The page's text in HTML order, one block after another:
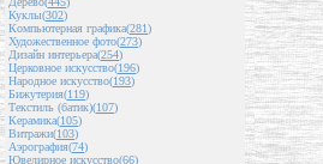
Куклы(302)
Компьютерная графика(281)
Художественное фото(273)
Дизайн интерьера(254)
Церковное искусство(196)
Народное искусство(193)
Бижутерия(119)
Текстиль (батик)(107)
Керамика(105)
Витражи(103)
Аэрография(74)
Ювелирное искусство(66)